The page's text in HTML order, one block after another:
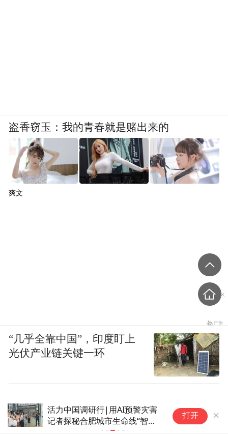
活力中国调研行|用AI预警灾害
记者探秘合肥城市生命线“智慧
打开
盗香窃玉：我的青春就是赌出来的
爽文
“几乎全靠中国”，印度盯上
光伏产业链关键一环